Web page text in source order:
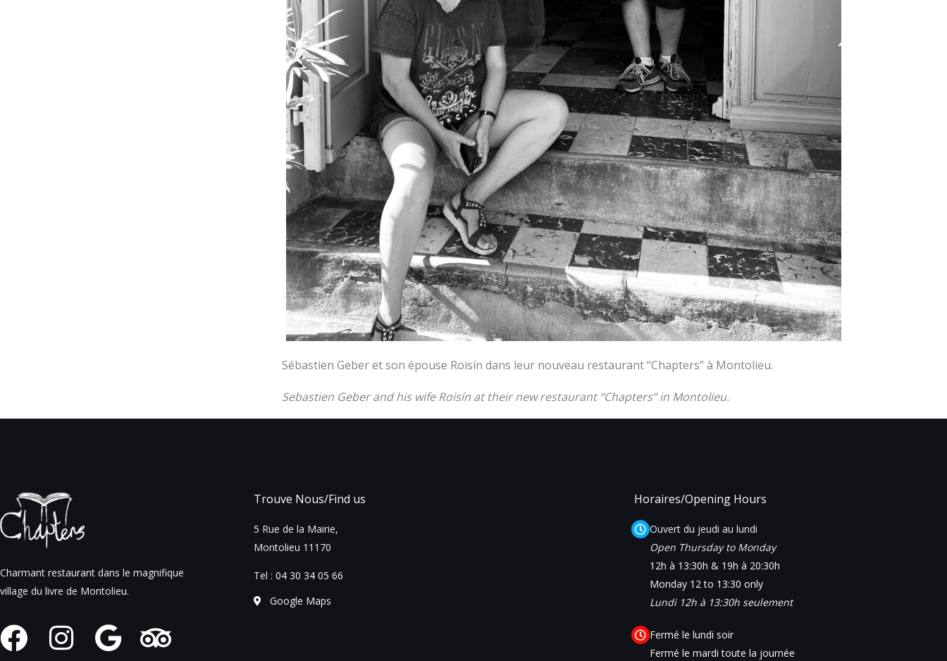
Sébastien Geber et son épouse Roisín dans leur nouveau restaurant “Chapters” à Montolieu.
Sebastien Geber and his wife Roisín at their new restaurant “Chapters” in Montolieu.
Charmant restaurant dans le magnifique
village du livre de Montolieu.
F I G T
Trouve Nous/Find us
5 Rue de la Mairie,
Montolieu 11170
Tel : 04 30 34 05 66
Google Maps
Horaires/Opening Hours
Ouvert du jeudi au lundi
Open Thursday to Monday
12h à 13:30h & 19h à 20:30h
Monday 12 to 13:30 only
Lundi 12h à 13:30h seulement
Fermé le lundi soir
Fermé le mardi toute la journée